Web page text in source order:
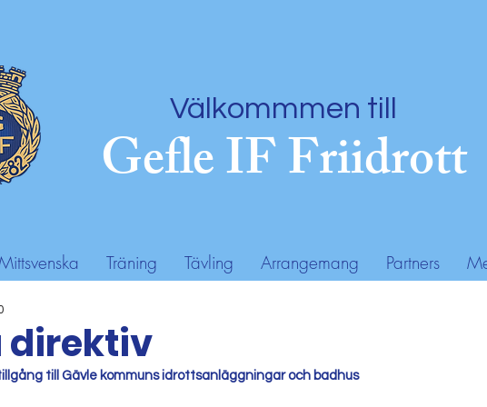
Gefle IF Friidrott
Välkommmen till
Träning Tävling Arrangemang Partners
direktiv
till Gävle kommuns idrottsanläggningar och badhus